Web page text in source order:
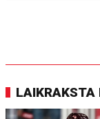
LAIKRAKSTA